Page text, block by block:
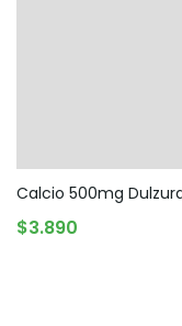
Calcio 500mg
$3.890